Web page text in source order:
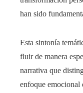
han sido
Esta sintonía
fluir de manera
narrativa que
enfoque emocional